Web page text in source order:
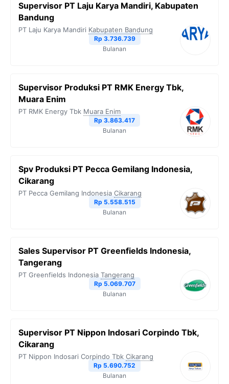
Supervisor PT Laju Karya Mandiri, Kabupaten
Bandung
PT Laju Karya Mandiri Kabupaten Bandung
Rp 3.736.739
Bulanan
Supervisor Produksi PT RMK Energy Tbk,
Muara Enim
PT RMK Energy Tbk Muara Enim
Rp 3.863.417
Bulanan
Spv Produksi PT Pecca Gemilang Indonesia,
Cikarang
PT Pecca Gemilang Indonesia Cikarang
Rp 5.558.515
Bulanan
Sales Supervisor PT Greenfields Indonesia,
Tangerang
PT Greenfields Indonesia Tangerang
Rp 5.069.707
Bulanan
Supervisor PT Nippon Indosari Corpindo Tbk,
Cikarang
PT Nippon Indosari Corpindo Tbk Cikarang
Rp 5.690.752
Bulanan